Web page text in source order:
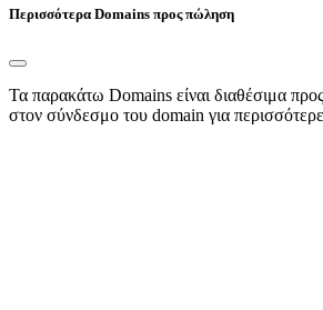
Περισσότερα Domains προς πώληση
Τα παρακάτω Domains είναι διαθέσιμα
στον σύνδεσμο του domain για